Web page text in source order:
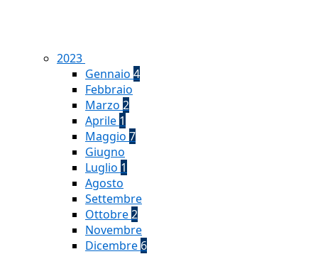
2023
Gennaio 4
Febbraio
Marzo 2
Aprile 1
Maggio 7
Giugno
Luglio 1
Agosto
Settembre
Ottobre2
Novembre
Dicembre 6